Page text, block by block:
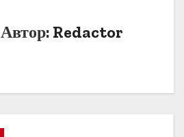
Автор: Redactor